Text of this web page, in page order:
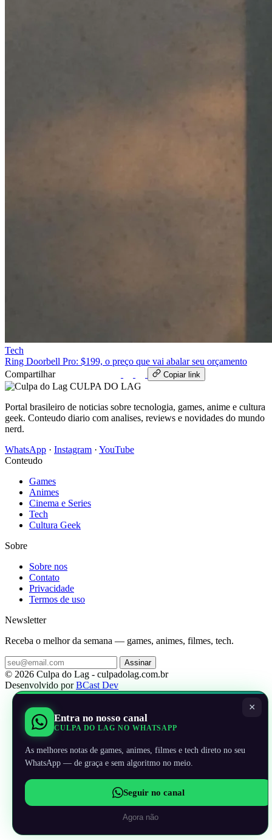
Tech
Ring Doorbell Pro: $199, o preço que vai abalar seu orçamento
Compartilhar
Copiar link
CULPA DO LAG
Portal brasileiro de noticias sobre tecnologia, games, anime e cultura
geek. Conteudo diario com analises, reviews e novidades do mundo
nerd.
WhatsApp · Instagram · YouTube
Conteudo
Games
Animes
Cinema e Series
Tech
Cultura Geek
Sobre
Sobre nos
Contato
Privacidade
Termos de uso
Newsletter
Receba o melhor da semana — games, animes, filmes, tech.
Assinar
© 2026 Culpa do Lag - culpadolag.com.br
Desenvolvido porBCast Dev
×
Entra no nosso canal
CULPA DO LAG NO WHATSAPP
As melhores notas de games, animes, filmes e tech direto no seu
WhatsApp — de graça e sem algoritmo no meio.
Seguir no canal
Agora não